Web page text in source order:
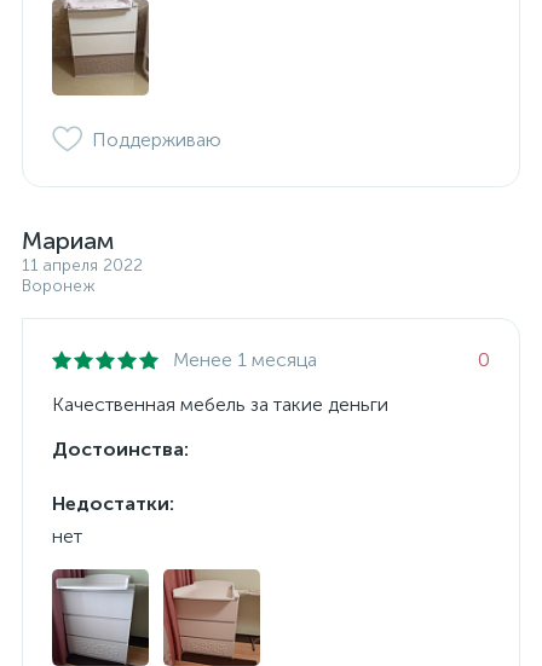
Поддерживаю
Мариам
11 апреля 2022
Воронеж
Менее 1 месяца
0
Качественная мебель за такие деньги
Достоинства:
Недостатки:
нет